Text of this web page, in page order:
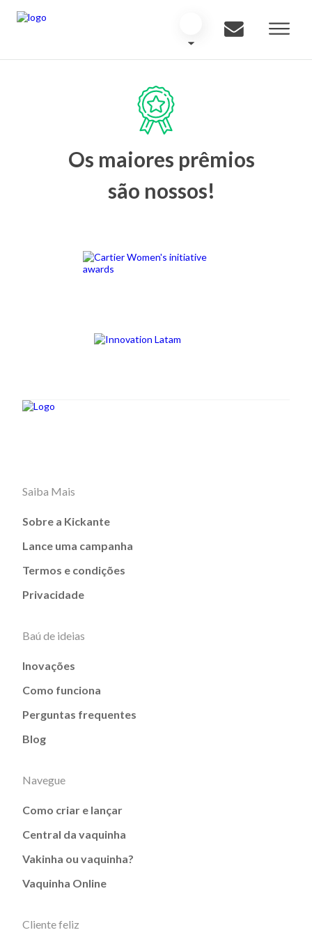
Os maiores prêmios
são nossos!
Saiba Mais
Sobre a Kickante
Lance uma campanha
Termos e condições
Privacidade
Baú de ideias
Inovações
Como funciona
Perguntas frequentes
Blog
Navegue
Como criar e lançar
Central da vaquinha
Vakinha ou vaquinha?
Vaquinha Online
Cliente feliz